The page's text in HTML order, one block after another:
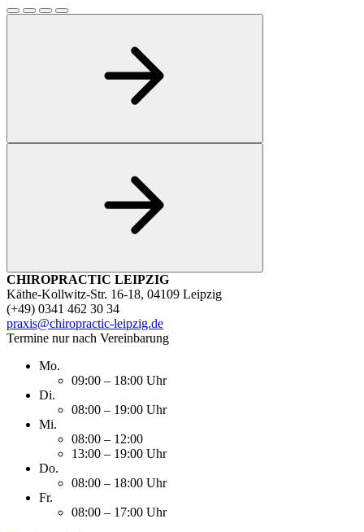
CHIROPRACTIC LEIPZIG
Käthe-Kollwitz-Str. 16-18, 04109 Leipzig
(+49) 0341 462 30 34
praxis@chiropractic-leipzig.de
Termine nur nach Vereinbarung
Mo.
09:00 – 18:00 Uhr
Di.
08:00 – 19:00 Uhr
Mi.
08:00 – 12:00
13:00 – 19:00 Uhr
Do.
08:00 – 18:00 Uhr
Fr.
08:00 – 17:00 Uhr